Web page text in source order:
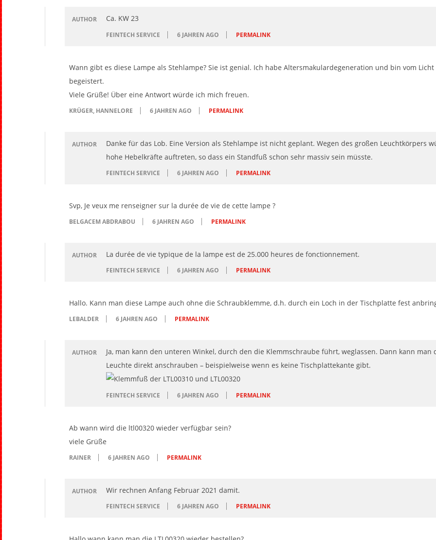
AUTHOR Ca. KW 23
FEINTECH SERVICE 6 JAHREN AGO PERMALINK
Wann gibt es diese Lampe als Stehlampe? Sie ist genial. Ich habe Altersmakulardegeneration und bin vom Licht
begeistert.
Viele Grüße! Über eine Antwort würde ich mich freuen.
KRÜGER, HANNELORE 6 JAHREN AGO PERMALINK
AUTHOR
Danke für das Lob. Eine Version als Stehlampe ist nicht geplant. Wegen des großen Leuchtkörpers
hohe Hebelkräfte auftreten, so dass ein Standfuß schon sehr massiv sein müsste.
FEINTECH SERVICE 6 JAHREN AGO PERMALINK
Svp, Je veux me renseigner sur la durée de vie de cette lampe ?
BELGACEM ABDRABOU 6 JAHREN AGO PERMALINK
AUTHOR La durée de vie typique de la lampe est de 25.000 heures de fonctionnement.
FEINTECH SERVICE 6 JAHREN AGO PERMALINK
Hallo. Kann man diese Lampe auch ohne die Schraubklemme, d.h. durch ein Loch in der Tischplatte fest
LEBALDER 6 JAHREN AGO PERMALINK
AUTHOR
Ja, man kann den unteren Winkel, durch den die Klemmschraube führt, weglassen. Dann kann man
Leuchte direkt anschrauben – beispielweise wenn es keine Tischplattekante gibt.
FEINTECH SERVICE 6 JAHREN AGO PERMALINK
Ab wann wird die ltl00320 wieder verfügbar sein?
viele Grüße
RAINER 6 JAHREN AGO PERMALINK
AUTHOR Wir rechnen Anfang Februar 2021 damit.
FEINTECH SERVICE 6 JAHREN AGO PERMALINK